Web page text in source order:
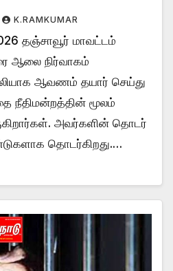
K.RAMKUMAR
தஞ்சாவூர் மாவட்டம்
ஆலை நிர்வாகம்
ஆவணம் தயார் செய்து
நீதிமன்றத்தின் மூலம்
அவர்களின் தொடர்
தொடர்கிறது.…